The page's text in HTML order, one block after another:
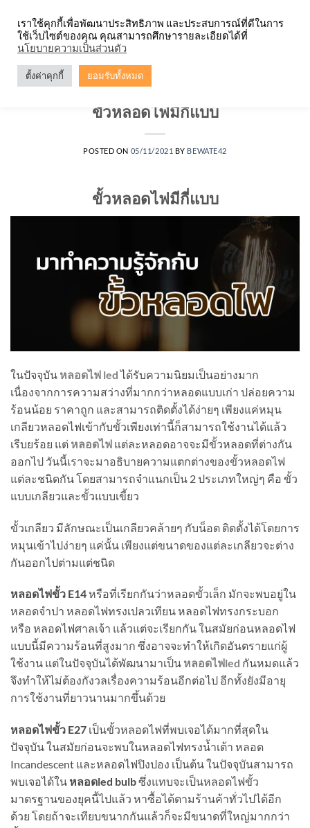
content
ขั้วหลอดไฟมีกี่แบบ
POSTED ON 05/11/2021 BY BEWATE42
ขั้วหลอดไฟมีกี่แบบ
ในปัจจุบัน หลอดไฟ ledได้รับความนิยมเป็นอย่างมาก
เนื่องจากการความสว่างที่มากกว่าหลอดแบบเก่า ปล่อยความ
ร้อนน้อย ราคาถูก และสามารถติดตั้งได้ง่ายๆ เพียงแค่หมุน
เกลียวหลอดไฟเข้ากับขั้วเพียงเท่านี้ก็สามารถใช้งานได้แล้ว
เรีบยร้อย แต่ หลอดไฟ แต่ละหลอดอาจจะมีขั้วหลอดที่ต่างกัน
ออกไป วันนี้เราจะมาอธิบายความแตกต่างของขั้วหลอดไฟ
แต่ละชนิดกัน โดยสามารถจำแนกเป็น 2 ประเภทใหญ่ๆ คือ ขั้ว
แบบเกลียวและขั้วแบบเขี้ยว
ขั้วเกลียว มีลักษณะเป็นเกลียวคล้ายๆ กับน็อต ติดตั้งได้โดยการ
หมุนเข้าไปง่ายๆ แค่นั้น เพียงแต่ขนาดของแต่ละเกลียวจะต่าง
กันออกไปต่ามแต่ชนิด
หลอดไฟขั้ว E14หรือที่เรียกกันว่าหลอดขั้วเล็ก มักจะพบอยู่ใน
หลอดจำปา หลอดไฟทรงเปลวเทียน หลอดไฟทรงกระบอก
หรือ หลอดไฟศาลเจ้า แล้วแต่จะเรียกกัน ในสมัยก่อนหลอดไฟ
แบบนี้มีความร้อนที่สูงมาก ซึ่งอาจจะทำให้เกิดอันตรายแก่ผู้
ใช้งาน แต่ในปัจจุบันได้พัฒนามาเป็น หลอดไฟled กันหมดแล้ว
จึงทำให้ไม่ต้องกังวลเรื่องความร้อนอีกต่อไป อีกทั้งยังมีอายุ
การใช้งานที่ยาวนานมากขึ้นด้วย
หลอดไฟขั้ว E27 เป็นขั้วหลอดไฟที่พบเจอได้มากที่สุดใน
ปัจจุบัน ในสมัยก่อนจะพบในหลอดไฟทรงน้ำเต้า หลอด
Incandescent และหลอดไฟปิงปอง เป็นต้น ในปัจจุบันสามารถ
พบเจอได้ใน หลอดled bulbซึ่งแทบจะเป็นหลอดไฟขั้ว
มาตรฐานของยุคนี้ไปแล้ว หาซื้อได้ตามร้านค้าทั่วไปได้อีก
ด้วย โดยถ้าจะเทียบขนากกันแล้วก็จะมีขนาดที่ใหญ่มากกว่า
เราใช้คุกกี้เพื่อพัฒนาประสิทธิภาพ และประสบการณ์ที่ดีในการ
ใช้เว็บไซต์ของคุณ คุณสามารถศึกษารายละเอียดได้ที่
นโยบายความเป็นส่วนตัว
ตั้งค่าคุกกี้ ยอมรับทั้งหมด